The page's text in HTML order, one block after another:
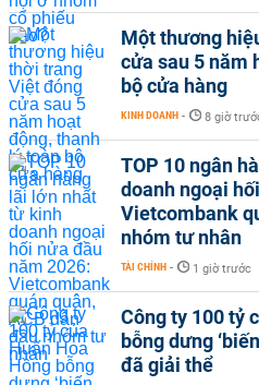
Một thương
cửa sau 5 năm
bộ cửa hàng
KINH DOANH - 8 giờ
TOP 10 ngân
doanh ngoại
Vietcombank
nhóm tư nhân
TÀI CHÍNH - 1 giờ trước
Công ty 100 tỷ
bỗng dưng
đã giải thể